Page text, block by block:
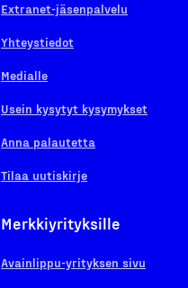
Extranet-jäsenpalvelu
Yhteystiedot
Medialle
Usein kysytyt kysymykset
Anna palautetta
Tilaa uutiskirje
Merkkiyrityksille
Avainlippu-yrityksen sivu